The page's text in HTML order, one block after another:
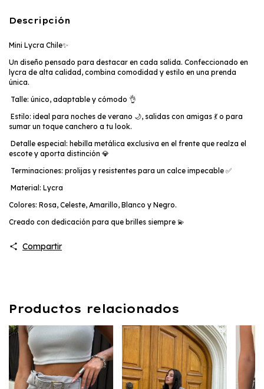
Descripción
Mini Lycra Chile✨
Un diseño pensado para destacar en cada salida. Confeccionado en
lycra de alta calidad, combina comodidad y estilo en una prenda
única.
Talle: único, adaptable y cómodo 👌
Estilo: ideal para noches de verano 🌙, salidas con amigas 💃 o para
sumar un toque canchero a tu look.
Detalle especial: hebilla metálica exclusiva en el frente que realza el
escote y aporta distinción 💎
Terminaciones: prolijas y resistentes para un calce impecable ✅
Material: Lycra
Colores: Rosa, Celeste, Amarillo, Blanco y Negro.
Creado con dedicación para que brilles siempre 💫
Compartir
Productos relacionados